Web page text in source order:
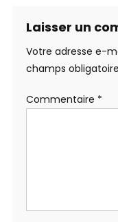
Laisser un
Votre adresse e-
champs
Commentaire *